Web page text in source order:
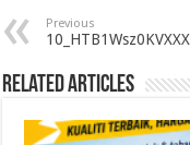
Previous
Related Articles